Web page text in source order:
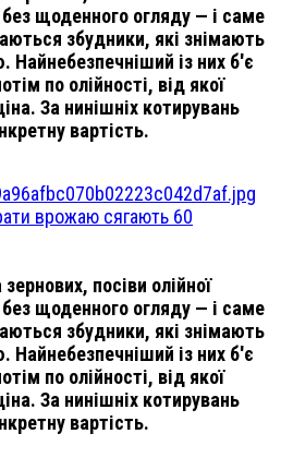
щоденного огляду — і саме
збудники, які знімають
Найнебезпечніший із них б'є
по олійності, від якої
За нинішніх котирувань
вартість.
врожаю сягають 60
посіви олійної
щоденного огляду — і саме
збудники, які знімають
Найнебезпечніший із них б'є
по олійності, від якої
За нинішніх котирувань
вартість.